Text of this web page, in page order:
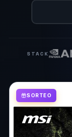
STACK
SORTEO